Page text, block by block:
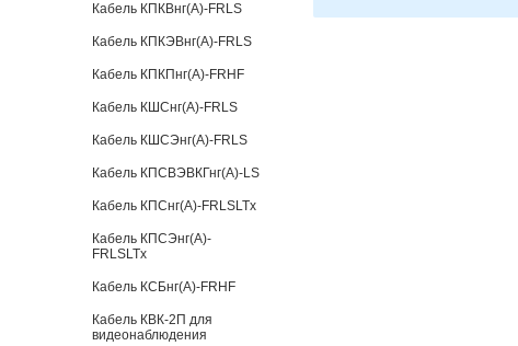
Кабель КПКВнг(А)-FRLS
Кабель КПКЭВнг(А)-FRLS
Кабель КПКПнг(А)-FRHF
Кабель КШСнг(А)-FRLS
Кабель КШСЭнг(А)-FRLS
Кабель КПСВЭВКГнг(А)-LS
Кабель КПСнг(А)-FRLSLTx
Кабель КПСЭнг(А)-
FRLSLTx
Кабель КСБнг(А)-FRHF
Кабель КВК-2П для
видеонаблюдения